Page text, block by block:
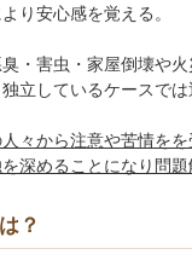
り安心感を覚える。
・害虫・家屋倒壊や
立しているケースで
々から注意や苦情を
深めることになり問題
？